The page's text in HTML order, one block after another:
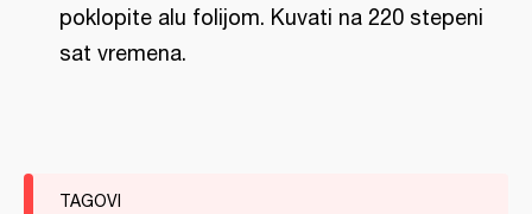
poklopite alu folijom. Kuvati na 220 stepeni
sat vremena.
TAGOVI